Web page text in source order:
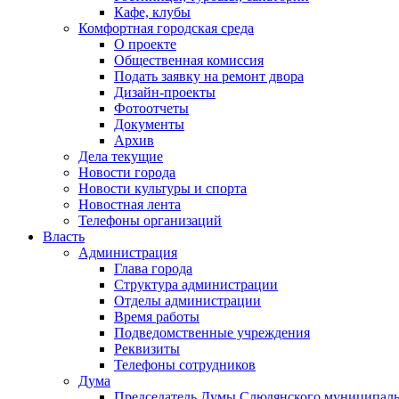
Кафе, клубы
Комфортная городская среда
О проекте
Общественная комиссия
Подать заявку на ремонт двора
Дизайн-проекты
Фотоотчеты
Документы
Архив
Дела текущие
Новости города
Новости культуры и спорта
Новостная лента
Телефоны организаций
Власть
Администрация
Глава города
Структура администрации
Отделы администрации
Время работы
Подведомственные учреждения
Реквизиты
Телефоны сотрудников
Дума